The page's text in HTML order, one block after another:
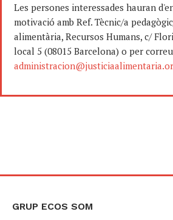
Les persones interessades hauran
motivació amb Ref. Tècnic/a
alimentària, Recursos Humans, c/
local 5 (08015 Barcelona) o per
GRUP ECOS SOM